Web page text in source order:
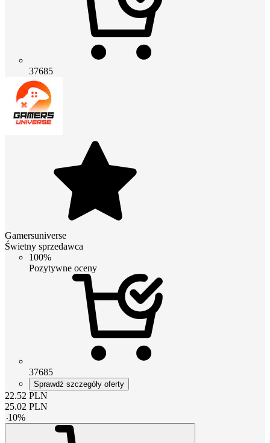
37685
Gamersuniverse
Świetny sprzedawca
100%
Pozytywne oceny
37685
Sprawdź szczegóły oferty
22.52 PLN
25.02 PLN
-10%